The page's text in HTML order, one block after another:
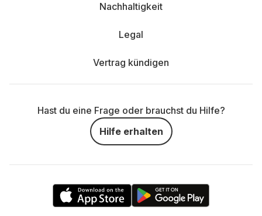
Nachhaltigkeit
Legal
Vertrag kündigen
Hast du eine Frage oder brauchst du Hilfe?
Hilfe erhalten